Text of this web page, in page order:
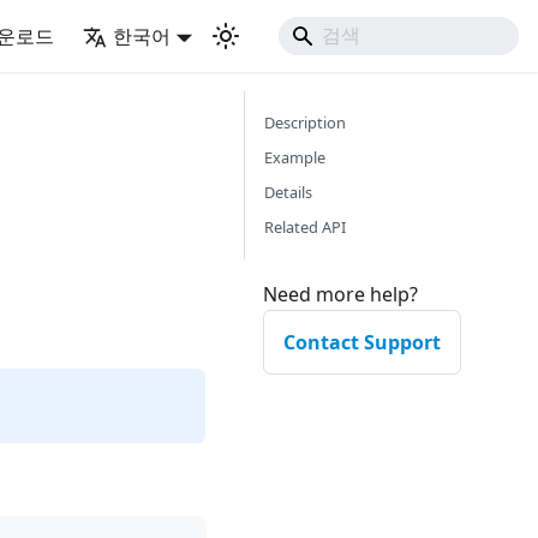
로드 한국어
Description
Example
Details
Related API
Need more help?
Contact Support